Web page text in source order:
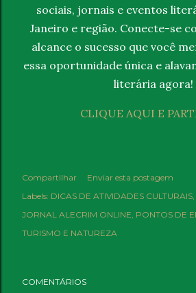
sociais, jornais e eventos
Janeiro e região. Conecte-se
alcance o sucesso que você
essa oportunidade única e
literária agora!
CLIQUE AQUI E
Compartilhar
Enviar esta postagem
Labels: DICAS DE ATIVIDADES CULTURAIS
JORNAL ALECRIM ONLINE PONTOS DE
TURISMO E NATUREZA
COMENTÁRIOS